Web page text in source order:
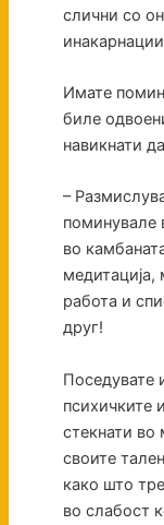
слични со
Имате
биле
навикнати
–
поминувале
во
работа и
друг!
Поседувате
психичките
стекнати
своите
како што
во слабост